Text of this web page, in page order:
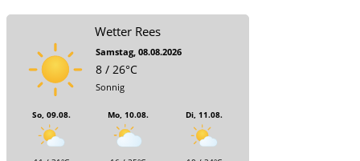
Wetter Rees
Samstag, 08.08.2026
8 / 26°C
Sonnig
So, 09.08. Mo, 10.08. Di, 11.08.